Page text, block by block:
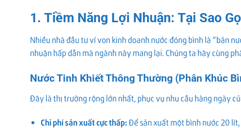
1. Tiềm Năng Lợi Nhuận: Tại Sao
Nhiều nhà đầu tư ví von kinh doanh nước đóng bình là “bán
nhuận hấp dẫn mà ngành này mang lại. Chúng ta hãy cùng
Nước Tinh Khiết Thông Thường (Phân Khúc
Đây là thị trường rộng lớn nhất, phục vụ nhu cầu hàng ngày
Chi phí sản xuất cực thấp:Để sản xuất một bình nước 20